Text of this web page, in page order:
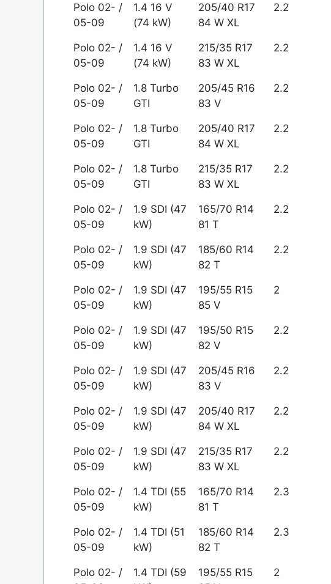
Polo 02- /
05-09
1.4 16 V
(74 kW)
205/40 R17
84 W XL
2.2
Polo 02- /
05-09
1.4 16 V
(74 kW)
215/35 R17
83 W XL
2.2
Polo 02- /
05-09
1.8 Turbo
GTI
205/45 R16
83 V
2.2
Polo 02- /
05-09
1.8 Turbo
GTI
205/40 R17
84 W XL
2.2
Polo 02- /
05-09
1.8 Turbo
GTI
215/35 R17
83 W XL
2.2
Polo 02- /
05-09
1.9 SDI (47
kW)
165/70 R14
81 T
2.2
Polo 02- /
05-09
1.9 SDI (47
kW)
185/60 R14
82 T
2.2
Polo 02- /
05-09
1.9 SDI (47
kW)
195/55 R15
85 V
2
Polo 02- /
05-09
1.9 SDI (47
kW)
195/50 R15
82 V
2.2
Polo 02- /
05-09
1.9 SDI (47
kW)
205/45 R16
83 V
2.2
Polo 02- /
05-09
1.9 SDI (47
kW)
205/40 R17
84 W XL
2.2
Polo 02- /
05-09
1.9 SDI (47
kW)
215/35 R17
83 W XL
2.2
Polo 02- /
05-09
1.4 TDI (55
kW)
165/70 R14
81 T
2.3
Polo 02- /
05-09
1.4 TDI (51
kW)
185/60 R14
82 T
2.3
Polo 02- /
1.4 TDI (59
195/55 R15
2